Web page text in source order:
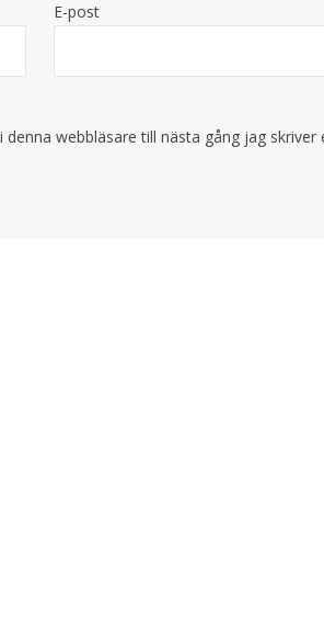
E-post
webbläsare till nästa gång jag skriver